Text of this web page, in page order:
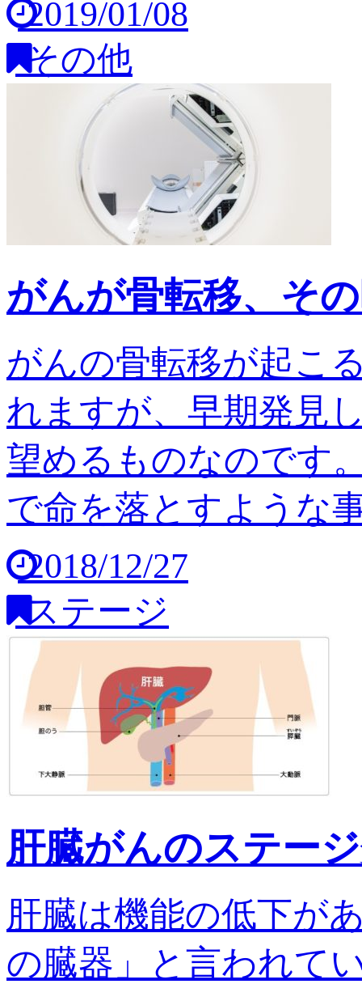
2019/01/08
その他
がんが骨転移、そ
がんの骨転移が起こ
れますが、早期発見
望めるものなのです
で命を落とすような
2018/12/27
ステージ
肝臓がんのステー
肝臓は機能の低下が
の臓器」と言われて